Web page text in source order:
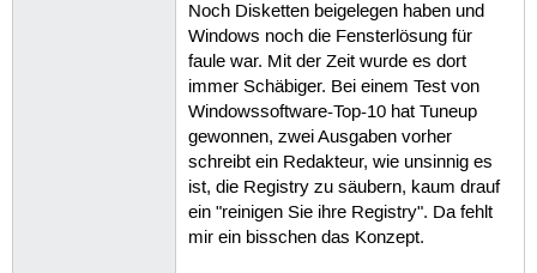
Noch Disketten beigelegen haben und
Windows noch die Fensterlösung für
faule war. Mit der Zeit wurde es dort
immer Schäbiger. Bei einem Test von
Windowssoftware-Top-10 hat Tuneup
gewonnen, zwei Ausgaben vorher
schreibt ein Redakteur, wie unsinnig es
ist, die Registry zu säubern, kaum drauf
ein "reinigen Sie ihre Registry". Da fehlt
mir ein bisschen das Konzept.